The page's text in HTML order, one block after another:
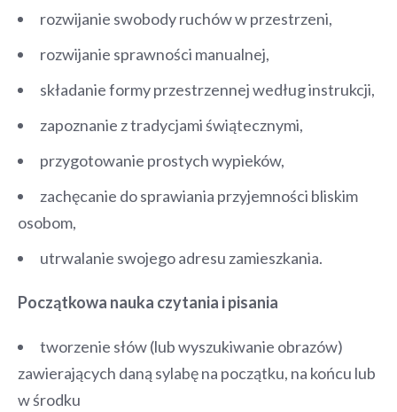
rozwijanie swobody ruchów w przestrzeni,
rozwijanie sprawności manualnej,
składanie formy przestrzennej według instrukcji,
zapoznanie z tradycjami świątecznymi,
przygotowanie prostych wypieków,
zachęcanie do sprawiania przyjemności bliskim
osobom,
utrwalanie swojego adresu zamieszkania.
Początkowa nauka czytania i pisania
tworzenie słów (lub wyszukiwanie obrazów)
zawierających daną sylabę na początku, na końcu lub
w środku